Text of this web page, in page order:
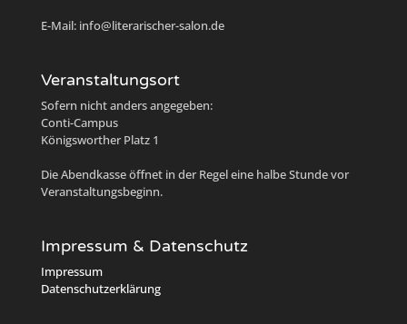
E-Mail: info@literarischer-salon.de
Veranstaltungsort
Sofern nicht anders angegeben:
Conti-Campus
Königsworther Platz 1
Die Abendkasse öffnet in der Regel eine halbe Stunde vor
Veranstaltungsbeginn.
Impressum & Datenschutz
Impressum
Datenschutzerklärung